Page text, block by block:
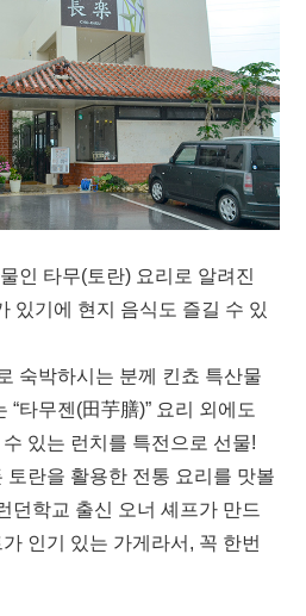
인 타무(토란) 요리로 알려진
있기에 현지 음식도 즐길 수 있
숙박하시는 분께 킨쵸 특산물
“타무젠(田芋膳)” 요리 외에도
있는 런치를 특전으로 선물!
토란을 활용한 전통 요리를 맛볼
던학교 출신 오너 셰프가 만드
인기 있는 가게라서, 꼭 한번